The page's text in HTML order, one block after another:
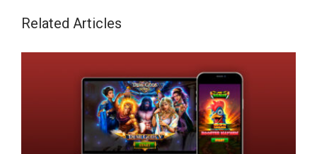
Related Articles